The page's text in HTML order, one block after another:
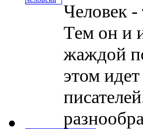
Человек -
Тем он и
жаждой
этом